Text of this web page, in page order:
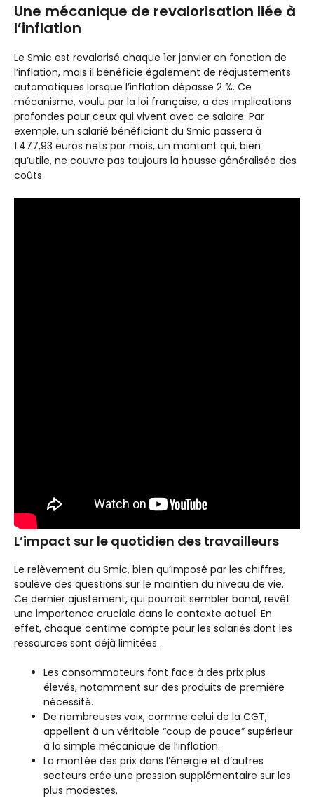
Une mécanique de revalorisation liée à
l’inflation
Le Smic est revalorisé chaque 1er janvier en fonction de
l’inflation, mais il bénéficie également de réajustements
automatiques lorsque l’inflation dépasse 2 %. Ce
mécanisme, voulu par la loi française, a des implications
profondes pour ceux qui vivent avec ce salaire. Par
exemple, un salarié bénéficiant du Smic passera à
1.477,93 euros nets par mois, un montant qui, bien
qu’utile, ne couvre pas toujours la hausse généralisée des
coûts.
L’impact sur le quotidien des travailleurs
Le relèvement du Smic, bien qu’imposé par les chiffres,
soulève des questions sur le maintien du niveau de vie.
Ce dernier ajustement, qui pourrait sembler banal, revêt
une importance cruciale dans le contexte actuel. En
effet, chaque centime compte pour les salariés dont les
ressources sont déjà limitées.
Les consommateurs font face à des prix plus
élevés, notamment sur des produits de première
nécessité.
De nombreuses voix, comme celui de la CGT,
appellent à un véritable “coup de pouce” supérieur
à la simple mécanique de l’inflation.
La montée des prix dans l’énergie et d’autres
secteurs crée une pression supplémentaire sur les
plus modestes.